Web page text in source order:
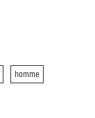
homme